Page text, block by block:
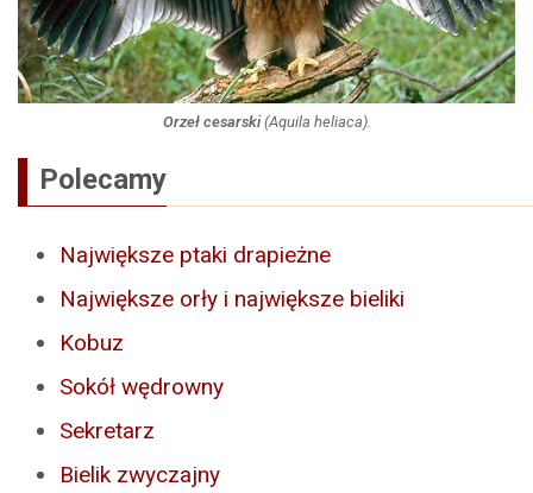
Orzeł cesarski(Aquila heliaca).
Polecamy
Największe ptaki drapieżne
Największe orły i największe bieliki
Kobuz
Sokół wędrowny
Sekretarz
Bielik zwyczajny